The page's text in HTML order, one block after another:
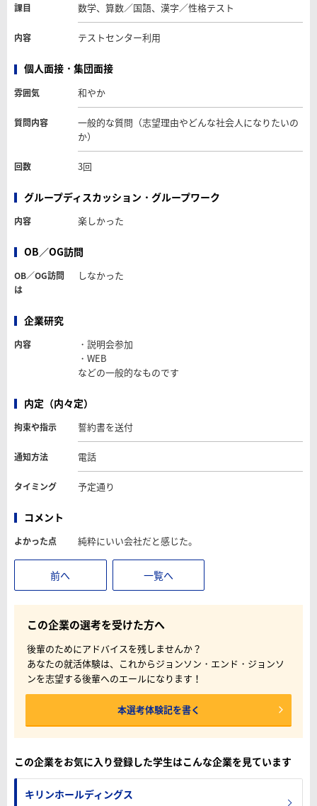
課目 数学、算数／国語、漢字／性格テスト
内容 テストセンター利用
個人面接・集団面接
雰囲気 和やか
質問内容
一般的な質問（志望理由やどんな社会人になりたいの
か）
回数 3回
グループディスカッション・グループワーク
内容 楽しかった
OB／OG訪問
OB／OG訪問
は
しなかった
企業研究
内容
・説明会参加
・WEB
などの一般的なものです
内定（内々定）
拘束や指示 誓約書を送付
通知方法 電話
タイミング 予定通り
コメント
よかった点 純粋にいい会社だと感じた。
前へ 一覧へ
この企業の選考を受けた方へ
後輩のためにアドバイスを残しませんか？
あなたの就活体験は、これからジョンソン・エンド・ジョンソ
ンを志望する後輩へのエールになります！
本選考体験記を書く
この企業をお気に入り登録した学生はこんな企業を見ています
キリンホールディングス